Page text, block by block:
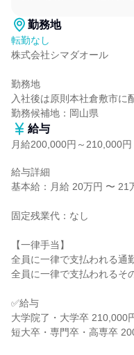
勤務地
転勤なし
株式会社シマダオール
勤務地
入社後は原則本社倉敷市に
勤務候補地：岡山県
給与
月給200,000円～210,000円
給与詳細
基本給：月給 20万円 〜 21
固定残業代：なし
【一律手当】
全員に一律で支払われる通
全員に一律で支払われるそ
✅給与
大学院了・大学卒 210,000
短大卒・専門卒・高専卒